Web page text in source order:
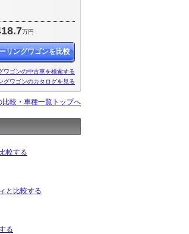
万円
リングワゴンを比較
ワゴンの中古車を検索する
グワゴンのカタログを見る
比較・車種一覧トップへ
較する
と比較する
る